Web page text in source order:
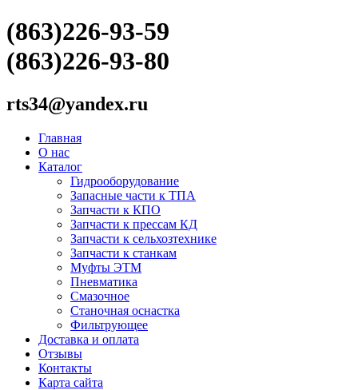
(863)226-93-59
(863)226-93-80
rts34@yandex.ru
Главная
О нас
Каталог
Гидрооборудование
Запасные части к ТПА
Запчасти к КПО
Запчасти к прессам КД
Запчасти к сельхозтехнике
Запчасти к станкам
Муфты ЭТМ
Пневматика
Смазочное
Станочная оснастка
Фильтрующее
Доставка и оплата
Отзывы
Контакты
Карта сайта